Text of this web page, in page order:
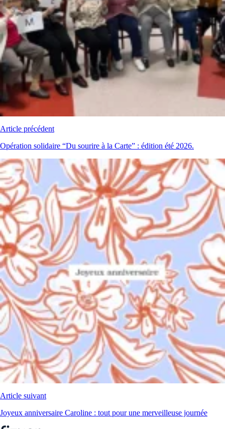
Article précédent
Opération solidaire “Du sourire à la Carte” : édition été 2026.
Article suivant
Joyeux anniversaire Caroline : tout pour une merveilleuse journée